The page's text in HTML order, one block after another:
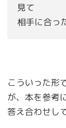
見て
相手に合っ
こういった形
が、本を参考
答え合わせし